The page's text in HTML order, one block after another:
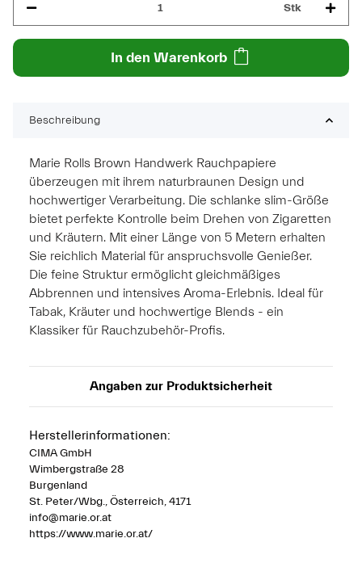
Stk
In den Warenkorb
Beschreibung
Marie Rolls Brown Handwerk Rauchpapiere
überzeugen mit ihrem naturbraunen Design und
hochwertiger Verarbeitung. Die schlanke slim-Größe
bietet perfekte Kontrolle beim Drehen von Zigaretten
und Kräutern. Mit einer Länge von 5 Metern erhalten
Sie reichlich Material für anspruchsvolle Genießer.
Die feine Struktur ermöglicht gleichmäßiges
Abbrennen und intensives Aroma-Erlebnis. Ideal für
Tabak, Kräuter und hochwertige Blends - ein
Klassiker für Rauchzubehör-Profis.
Angaben zur Produktsicherheit
Herstellerinformationen:
CIMA GmbH
Wimbergstraße 28
Burgenland
St. Peter/Wbg., Österreich, 4171
info@marie.or.at
https://www.marie.or.at/